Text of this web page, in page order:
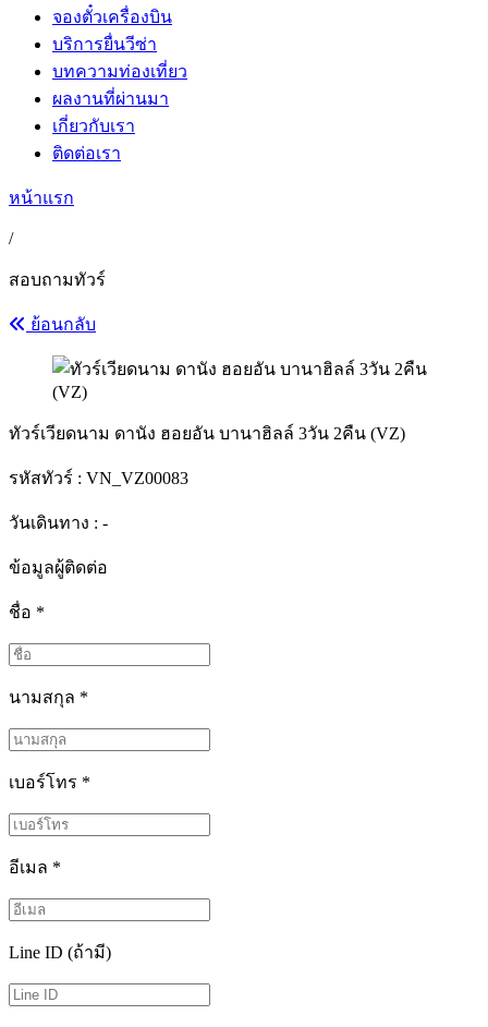
จองตั๋วเครื่องบิน
บริการยื่นวีซ่า
บทความท่องเที่ยว
ผลงานที่ผ่านมา
เกี่ยวกับเรา
ติดต่อเรา
หน้าแรก
/
สอบถามทัวร์
ย้อนกลับ
ทัวร์เวียดนาม ดานัง ฮอยอัน บานาฮิลล์ 3วัน 2คืน (VZ)
รหัสทัวร์ : VN_VZ00083
วันเดินทาง : -
ข้อมูลผู้ติดต่อ
ชื่อ *
นามสกุล *
เบอร์โทร *
อีเมล *
Line ID (ถ้ามี)